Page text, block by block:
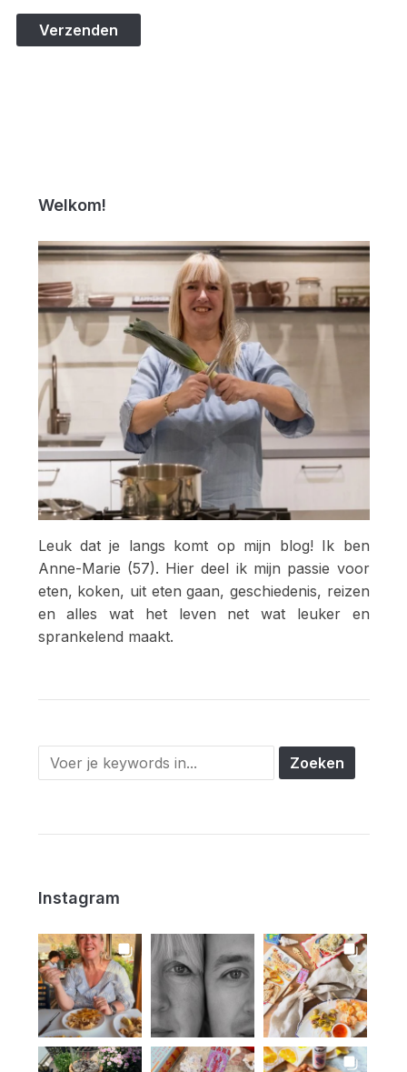
Welkom!
Leuk dat je langs komt op mijn blog! Ik ben
Anne-Marie (57). Hier deel ik mijn passie voor
eten, koken, uit eten gaan, geschiedenis, reizen
en alles wat het leven net wat leuker en
sprankelend maakt.
Instagram